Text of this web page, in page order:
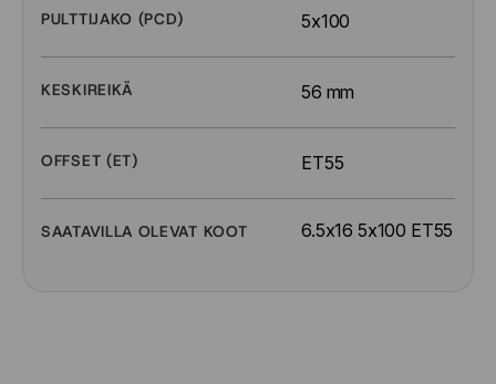
PULTTIJAKO (PCD) 5x100
KESKIREIKÄ 56 mm
OFFSET (ET) ET55
SAATAVILLA OLEVAT KOOT 6.5x16 5x100 ET55